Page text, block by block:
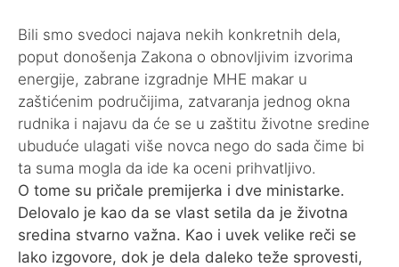
Bili smo svedoci najava nekih konkretnih dela,
poput donošenja Zakona o obnovljivim izvorima
energije, zabrane izgradnje MHE makar u
zaštićenim područijima, zatvaranja jednog okna
rudnika i najavu da će se u zaštitu životne sredine
ubuduće ulagati više novca nego do sada čime bi
ta suma mogla da ide ka oceni prihvatljivo.
O tome su pričale premijerka i dve ministarke.
Delovalo je kao da se vlast setila da je životna
sredina stvarno važna. Kao i uvek velike reči se
lako izgovore, dok je dela daleko teže sprovesti,